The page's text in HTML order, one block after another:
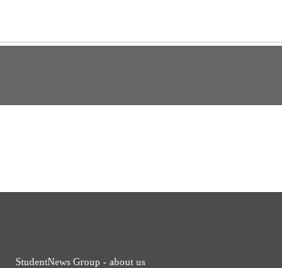
StudentNews Group - about us